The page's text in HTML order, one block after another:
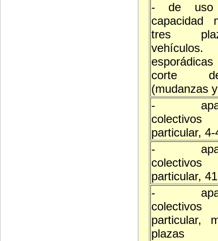
- de uso
capacidad
tres
vehículos.
corte
(mudanzas
-
particular,
-
particular,
-
particular,
plazas